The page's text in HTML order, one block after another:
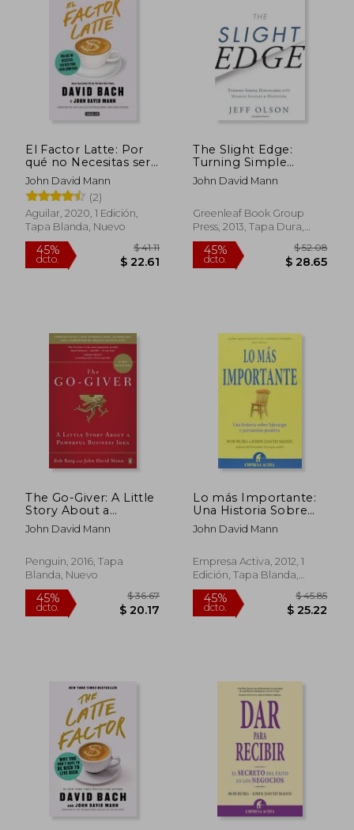
El Factor Latte: Por
qué no Necesitas ser
Rico Para Vivir Como
Rico
John David Mann
(2)
Aguilar, 2020, 1 Edición,
Tapa Blanda, Nuevo
The Slight Edge:
Turning Simple
Disciplines Into
Massive Success and
John David Mann
Greenleaf Book Group
Press, 2013, Tapa Dura,
Nuevo
45%
dcto.
The Go-Giver: A Little
Story About a
Powerful Business
Idea (en Inglés)
John David Mann
Penguin, 2016, Tapa
Blanda, Nuevo
45%
dcto.
Lo más Importante:
Una Historia Sobre
Liderazgo y
Persuasión Positiva
John David Mann
Empresa Activa, 2012, 1
Edición, Tapa Blanda,
Nuevo
45%
dcto.